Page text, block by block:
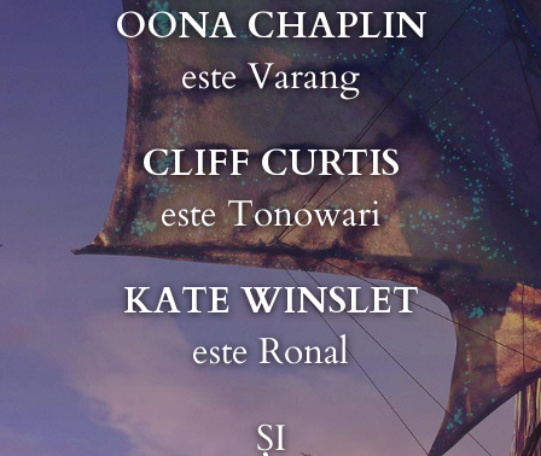
OONA CHAPLIN
este Varang
CLIFF CURTIS
este Tonowari
KATE WINSLET
este Ronal
ȘI